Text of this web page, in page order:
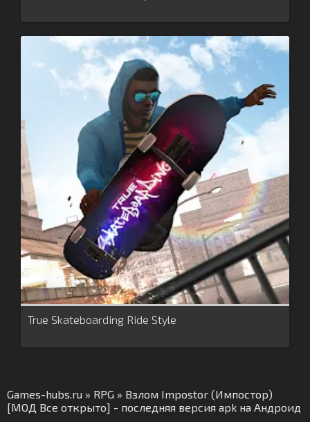
True Skateboarding Ride Style
Games-hubs.ru » RPG » Взлом Impostor (Импостор)
[МОД Все открыто] - последняя версия apk на Андроид